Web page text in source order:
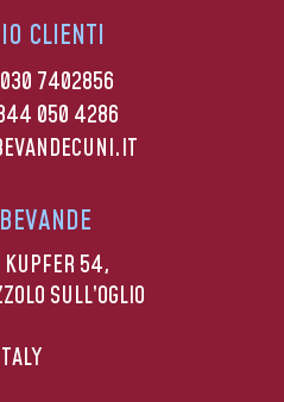
CLIENTI
7402856
050 4286
KUPFER 54,
SULL’OGLIO